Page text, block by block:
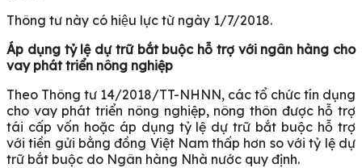
Thông tư này có hiệu lực từ ngày 1/7/2018.
Áp dụng tỷ lệ dự trữ bắt buộc hỗ trợ với ngân hàng cho
vay phát triển nông nghiệp
Theo Thông tư 14/2018/TT-NHNN, các tổ chức tín dụng
cho vay phát triển nông nghiệp, nông thôn được hỗ trợ
tái cấp vốn hoặc áp dụng tỷ lệ dự trữ bắt buộc hỗ trợ
với tiền gửi bằng đồng Việt Nam thấp hơn so với tỷ lệ dự
trữ bắt buộc do Ngân hàng Nhà nước quy định.